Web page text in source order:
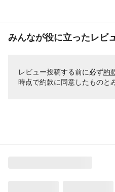
みんなが役に立ったレビ
レビュー投稿する前に必ず約
時点で約款に同意したものと